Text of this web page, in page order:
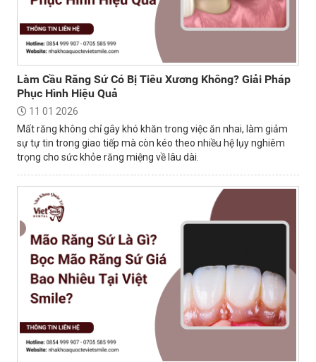
Làm Cầu Răng Sứ Có Bị Tiêu Xương Không? Giải Pháp
Phục Hình Hiệu Quả
11 01 2026
Mất răng không chỉ gây khó khăn trong việc ăn nhai, làm giảm
sự tự tin trong giao tiếp mà còn kéo theo nhiều hệ lụy nghiêm
trọng cho sức khỏe răng miệng về lâu dài.